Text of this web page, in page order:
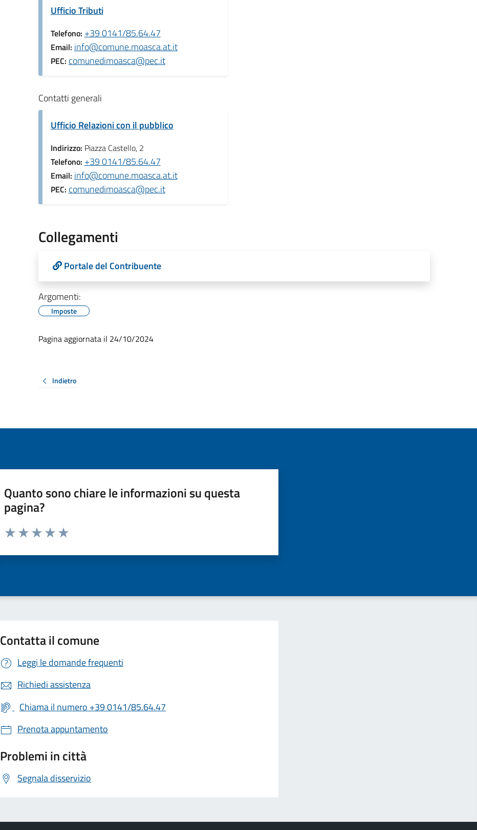
Ufficio Tributi
Telefono: +39 0141/85.64.47
Email: info@comune.moasca.at.it
PEC: comunedimoasca@pec.it
Contatti generali
Ufficio Relazioni con il pubblico
Indirizzo: Piazza Castello, 2
Telefono: +39 0141/85.64.47
Email: info@comune.moasca.at.it
PEC: comunedimoasca@pec.it
Collegamenti
Portale del Contribuente
Argomenti:
Imposte
Pagina aggiornata il 24/10/2024
Indietro
Quanto sono chiare le informazioni su questa
pagina?
Valuta da 1 a 5 stelle la pagina
Contatta il comune
Leggi le domande frequenti
Richiedi assistenza
Chiama il numero +39 0141/85.64.47
Prenota appuntamento
Problemi in città
Segnala disservizio